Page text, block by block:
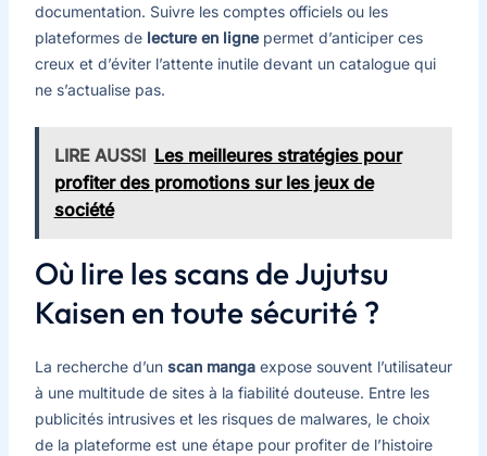
documentation. Suivre les comptes officiels ou les
plateformes de lecture en lignepermet d’anticiper ces
creux et d’éviter l’attente inutile devant un catalogue qui
ne s’actualise pas.
LIRE AUSSI Les meilleures stratégies pour
profiter des promotions sur les jeux de
société
Où lire les scans de Jujutsu
Kaisen en toute sécurité ?
La recherche d’un scan mangaexpose souvent l’utilisateur
à une multitude de sites à la fiabilité douteuse. Entre les
publicités intrusives et les risques de malwares, le choix
de la plateforme est une étape pour profiter de l’histoire